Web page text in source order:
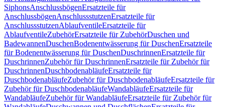
SiphonsAnschlussbögenErsatzteile für
AnschlussbögenAnschlussstutzenErsatzteile für
AnschlussstutzenAblaufventileErsatzteile für
AblaufventileZubehörErsatzteile für ZubehörDuschen und
BadewannenDuschenBodenentwässerung für DuschenErsatzteile
für Bodenentwässerung für DuschenDuschrinnenErsatzteile für
DuschrinnenZubehör für DuschrinnenErsatzteile für Zubehör für
DuschrinnenDuschbodenabläufeErsatzteile für
DuschbodenabläufeZubehör für DuschbodenabläufeErsatzteile für
Zubehör für DuschbodenabläufeWandabläufeErsatzteile für
WandabläufeZubehör für WandabläufeErsatzteile für Zubehör für